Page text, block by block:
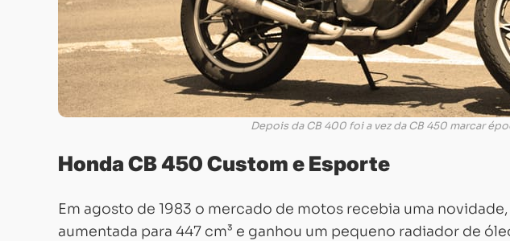
Depois da CB 400 foi a vez da CB 450 marcar
Honda CB 450 Custom e Esporte
Em agosto de 1983 o mercado de motos recebia uma
aumentada para 447 cm³ e ganhou um pequeno radiador de